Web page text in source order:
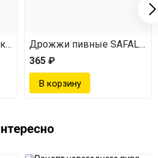
мох»
Дрожжи пивные SAFALE
365 ₽